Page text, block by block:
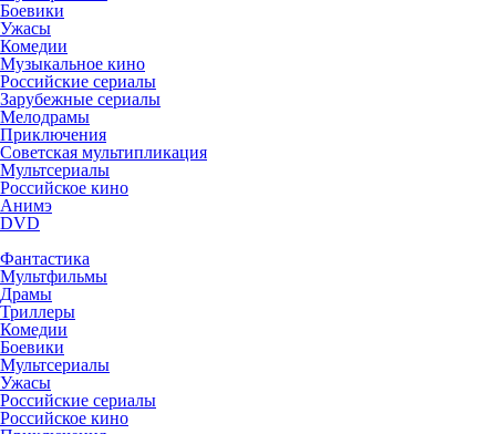
Боевики
Ужасы
Комедии
Музыкальное кино
Российские сериалы
Зарубежные сериалы
Мелодрамы
Приключения
Советская мультипликация
Мультсериалы
Российское кино
Анимэ
DVD
Фантастика
Мультфильмы
Драмы
Триллеры
Комедии
Боевики
Мультсериалы
Ужасы
Российские сериалы
Российское кино